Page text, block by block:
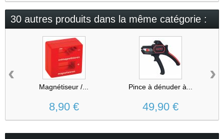
30 autres produits dans la même catégorie :
Magnétiseur /...
8,90 €
Pince à dénuder à...
49,90 €
‹ ›